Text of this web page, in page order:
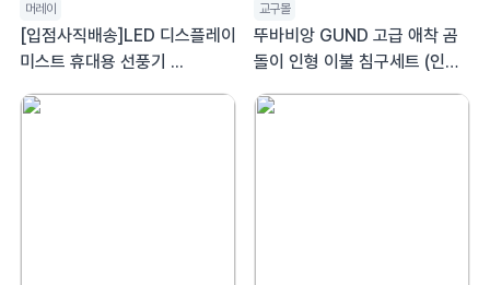
머레이
[입점사직배송]LED 디스플레이
미스트 휴대용 선풍기 ...
교구몰
뚜바비앙 GUND 고급 애착 곰
돌이 인형 이불 침구세트 (인형
1개+패드&베개+이불)